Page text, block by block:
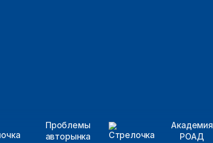
Проблемы
авторынка
Академия
РОАД